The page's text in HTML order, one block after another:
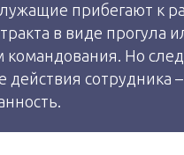
прибегают к
в виде прогула
Но
сотрудника